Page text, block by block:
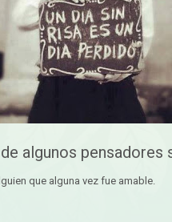
algunos pensadores
que alguna vez fue amable.